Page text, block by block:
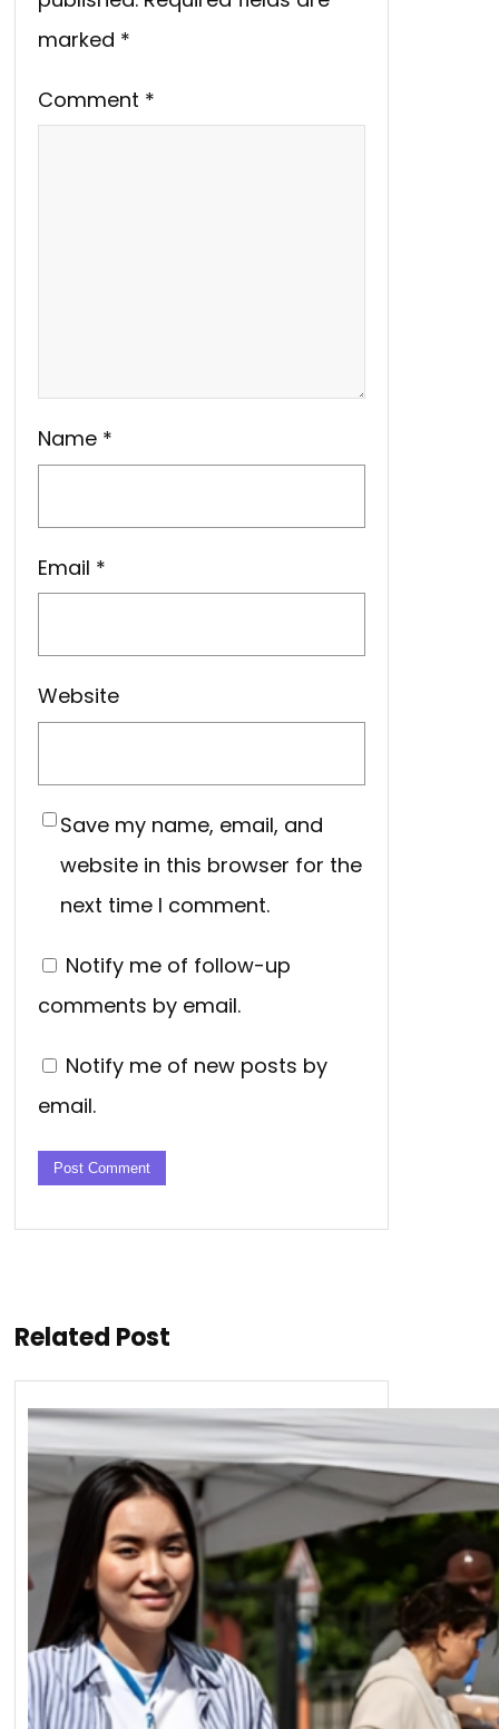
marked *
Comment *
Name *
Email *
Website
Save my name, email, and
website in this browser for the
next time I comment.
Notify me of follow-up
comments by email.
Notify me of new posts by
email.
Related Post